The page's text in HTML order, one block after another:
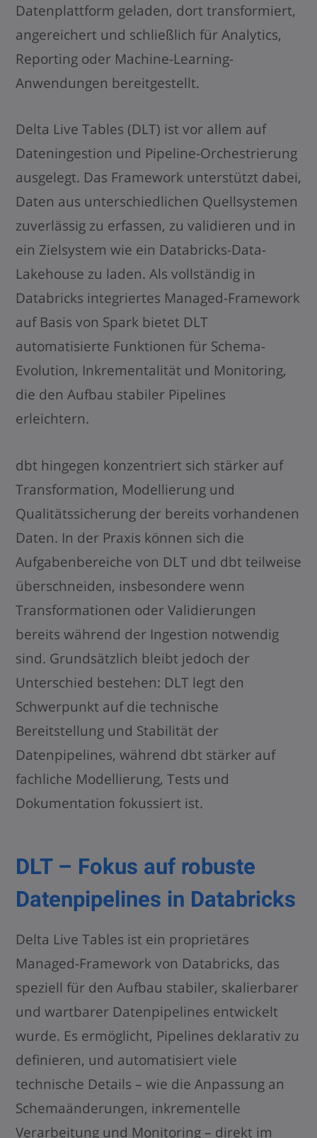
Datenplattform geladen, dort transformiert,
angereichert und schließlich für Analytics,
Reporting oder Machine-Learning-
Anwendungen bereitgestellt.
Delta Live Tables (DLT) ist vor allem auf
Dateningestion und Pipeline-Orchestrierung
ausgelegt. Das Framework unterstützt dabei,
Daten aus unterschiedlichen Quellsystemen
zuverlässig zu erfassen, zu validieren und in
ein Zielsystem wie ein Databricks-Data-
Lakehouse zu laden. Als vollständig in
Databricks integriertes Managed-Framework
auf Basis von Spark bietet DLT
automatisierte Funktionen für Schema-
Evolution, Inkrementalität und Monitoring,
die den Aufbau stabiler Pipelines
erleichtern.
dbt hingegen konzentriert sich stärker auf
Transformation, Modellierung und
Qualitätssicherung der bereits vorhandenen
Daten. In der Praxis können sich die
Aufgabenbereiche von DLT und dbt teilweise
überschneiden, insbesondere wenn
Transformationen oder Validierungen
bereits während der Ingestion notwendig
sind. Grundsätzlich bleibt jedoch der
Unterschied bestehen: DLT legt den
Schwerpunkt auf die technische
Bereitstellung und Stabilität der
Datenpipelines, während dbt stärker auf
fachliche Modellierung, Tests und
Dokumentation fokussiert ist.
DLT – Fokus auf robuste
Datenpipelines in Databricks
Delta Live Tables ist ein proprietäres
Managed-Framework von Databricks, das
speziell für den Aufbau stabiler, skalierbarer
und wartbarer Datenpipelines entwickelt
wurde. Es ermöglicht, Pipelines deklarativ zu
definieren, und automatisiert viele
technische Details – wie die Anpassung an
Schemaänderungen, inkrementelle
Verarbeitung und Monitoring – direkt im